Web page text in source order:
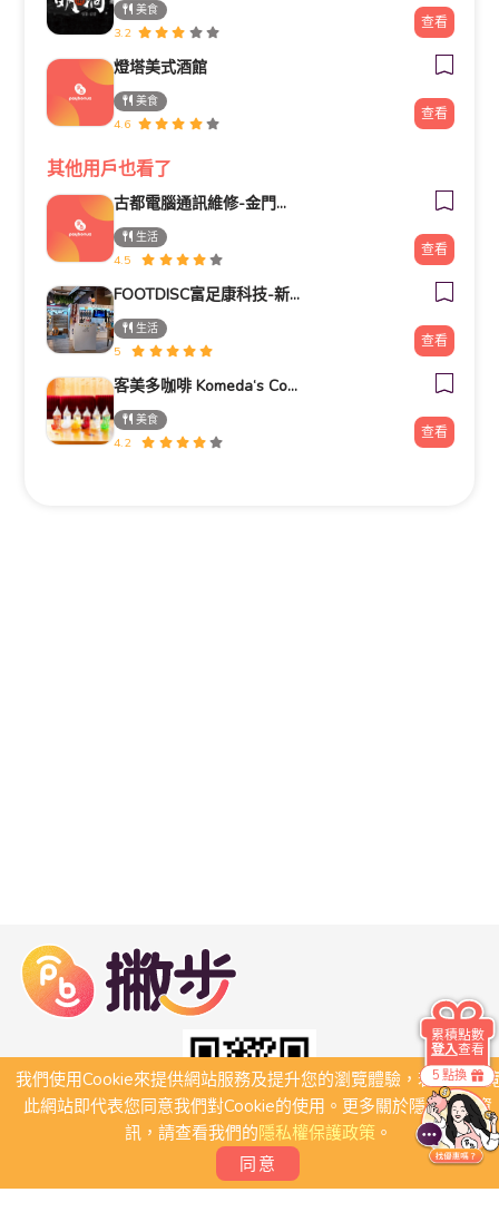
美食
3.2
查看
燈塔美式酒館
美食
4.6
查看
其他用戶也看了
古都電腦通訊維修-金門電腦筆電維修/安裝/重灌/資料救援/電腦零件推薦
生活
4.5
查看
FOOTDISC富足康科技-新光三越-西門店
生活
5
查看
客美多咖啡 Komeda‘s Coffee - 台南小北店
美食
4.2
查看
我們使用Cookie來提供網站服務及提升您的瀏覽體驗，若繼續瀏
此網站即代表您同意我們對Cookie的使用。更多關於隱私保護資
訊，請查看我們的隱私權保護政策。
同意
5 點換
累積點數
登入查看